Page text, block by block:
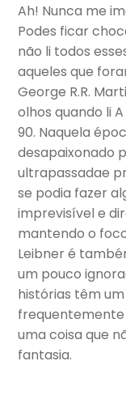
Ah! Nunca me
Podes ficar
não li todos
aqueles que
George R.R.
olhos quando li
90. Naquela
desapaixonado
ultrapassadae
se podia fazer
imprevisível e
mantendo o
Leibner é
um pouco
histórias têm
frequentemente
uma coisa que
fantasia.